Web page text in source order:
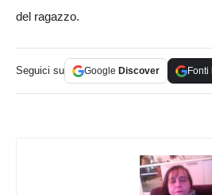
del ragazzo.
Seguici su Google Discover Fonti